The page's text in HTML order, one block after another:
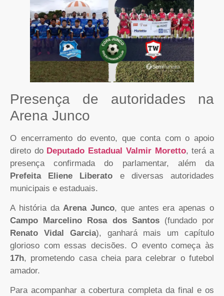
Presença de autoridades na
Arena Junco
O encerramento do evento, que conta com o apoio
direto do Deputado Estadual Valmir Moretto, terá a
presença confirmada do parlamentar, além da
Prefeita Eliene Liberato e diversas autoridades
municipais e estaduais.
A história daArena Junco, que antes era apenas o
Campo Marcelino Rosa dos Santos(fundado por
Renato Vidal Garcia), ganhará mais um capítulo
glorioso com essas decisões. O evento começa às
17h, prometendo casa cheia para celebrar o futebol
amador.
Para acompanhar a cobertura completa da final e os